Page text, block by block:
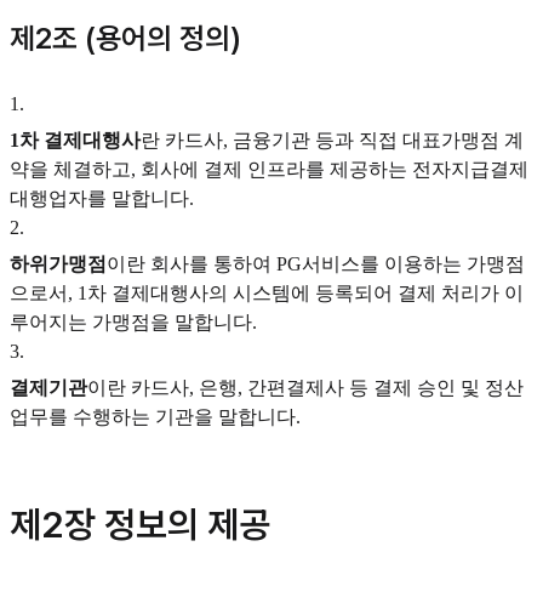
제2조 (용어의 정의)
1 .
1차 결제대행사란 카드사, 금융기관 등과 직접 대표가맹점 계
약을 체결하고, 회사에 결제 인프라를 제공하는 전자지급결제
대행업자를 말합니다.
2.
하위가맹점 이란 회사를 통하여 PG서비스를 이용하는 가맹점
으로서, 1차 결제대행사의 시스템에 등록되어 결제 처리가 이
루어지는 가맹점을 말합니다.
3.
결제기관이란 카드사, 은행, 간편결제사 등 결제 승인 및 정산
업무를 수행하는 기관을 말합니다.
제2장 정보의 제공